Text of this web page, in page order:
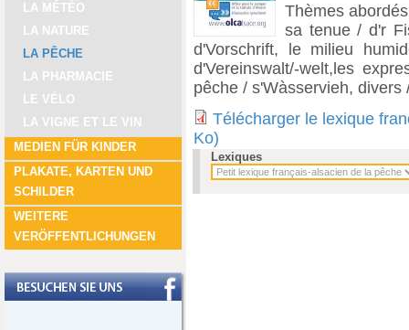
LA MÉTÉO
LA NATURE
LA PÊCHE
LA PHARMACIE
LE VÉLO
LA VIGNE ET LE VIN
MEDIEN FÜR KINDER
PLAKATE, KARTEN UND
SCHILDER
WEITERE
VERÖFFENTLICHUNGEN
Thèmes
sa tenue / d'r
d'Vorschrift, le milieu
d'Vereinswalt/-welt,les
pêche / s'Wàsservieh, divers
Télécharger le lexique
Ko)
Lexiques